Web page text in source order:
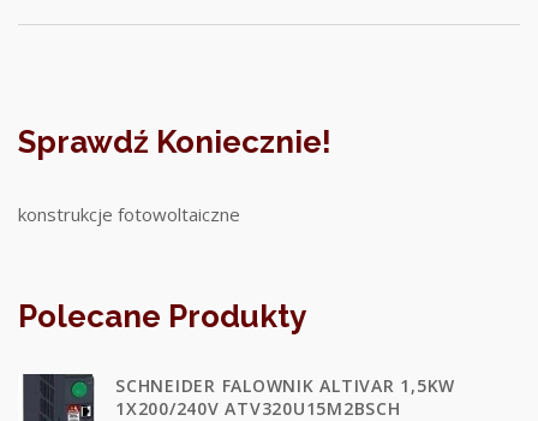
Sprawdź Koniecznie!
konstrukcje fotowoltaiczne
Polecane Produkty
SCHNEIDER FALOWNIK ALTIVAR 1,5KW
1X200/240V ATV320U15M2BSCH